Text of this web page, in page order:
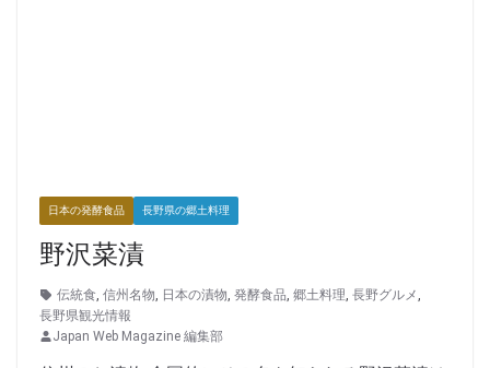
日本の発酵食品 長野県の郷土料理
野沢菜漬
伝統食, 信州名物, 日本の漬物, 発酵食品, 郷土料理, 長野グルメ,
長野県観光情報
Japan Web Magazine 編集部